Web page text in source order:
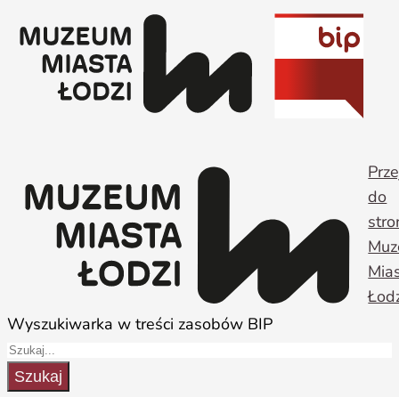
do
treści
do
Wyszukiwarka w treści zasobów BIP
Szukaj